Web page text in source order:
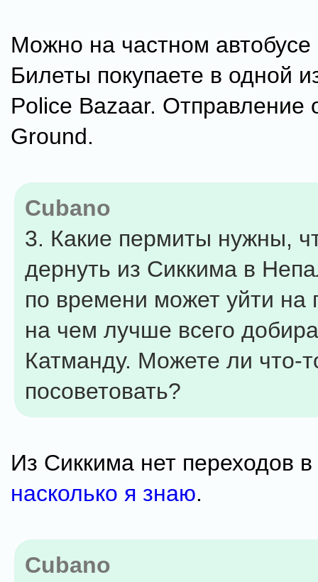
Можно на частном автобусе
Билеты покупаете в одной
Police Bazaar. Отправление
Ground.
Cubano
3. Какие пермиты нужны,
дернуть из Сиккима в
по времени может уйти на
на чем лучше всего
Катманду. Можете ли что-
посоветовать?
Из Сиккима нет переходов
насколько я знаю.
Cubano